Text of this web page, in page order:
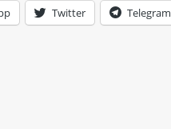
Twitter Telegram